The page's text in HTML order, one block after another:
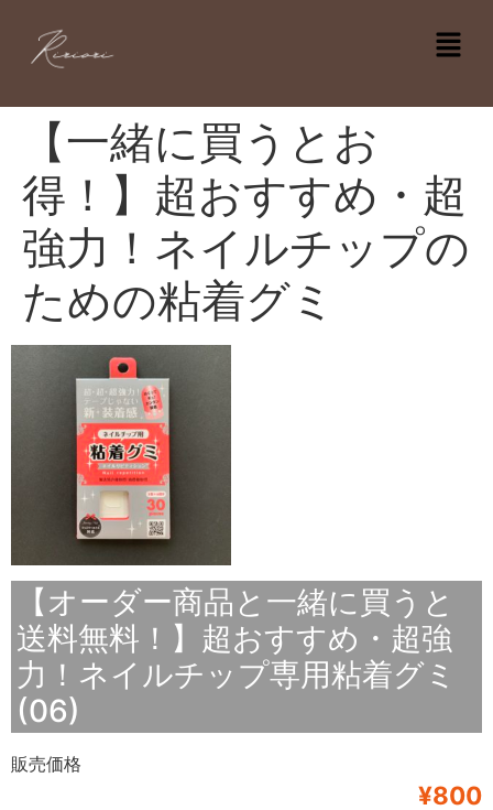
【一緒に買うとお
得！】超おすすめ・超
強力！ネイルチップの
ための粘着グミ
【オーダー商品と一緒に買うと
送料無料！】超おすすめ・超強
力！ネイルチップ専用粘着グミ
(06)
販売価格
¥800